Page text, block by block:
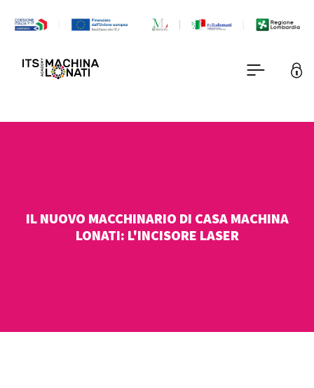
IL NUOVO MACCHINARIO DI CASA MACHINA
LONATI: L'INCISORE LASER